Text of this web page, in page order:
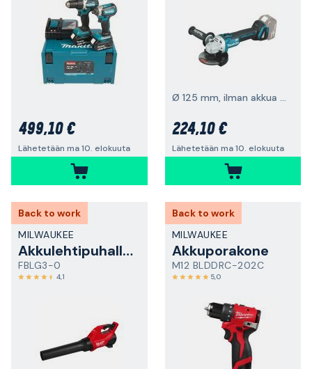
499,10 €
Lähetetään ma 10. elokuuta
Ø 125 mm, ilman akkua ja laturia
224,10 €
Lähetetään ma 10. elokuuta
Back to work
MILWAUKEE
Akkulehtipuhallin
FBLG3-0
4,1
Back to work
MILWAUKEE
Akkuporakone
M12 BLDDRC-202C
5,0